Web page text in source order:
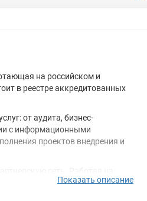
на российском и
в реестре аккредитованных
от аудита, бизнес-
с информационными
проектов внедрения и
заказчику комплексные
Показать описание